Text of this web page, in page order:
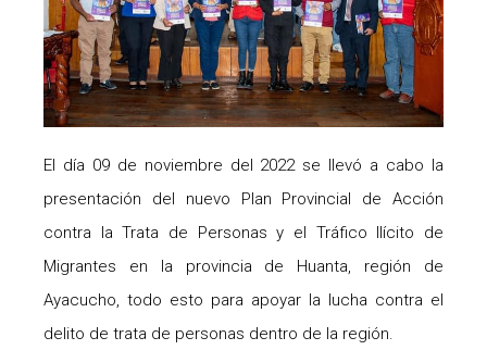
El día 09 de noviembre del 2022 se llevó a cabo la
presentación del nuevo Plan Provincial de Acción
contra la Trata de Personas y el Tráfico Ilícito de
Migrantes en la provincia de Huanta, región de
Ayacucho, todo esto para apoyar la lucha contra el
delito de trata de personas dentro de la región.